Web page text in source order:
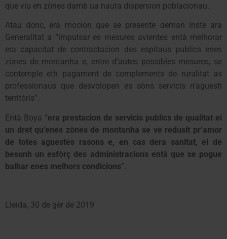
que viu en zònes damb ua nauta dispersion poblacionau.
Atau donc, era mocion que se presente deman inste ara
Generalitat a “impulsar es mesures avientes entà melhorar
era capacitat de contractacion des espitaus publics enes
zònes de montanha e, entre d’autes possibles mesures, se
contemple eth pagament de complements de ruralitat as
professionaus que desvolopen es sòns servicis n’aguesti
territòris”.
Entà Boya “era prestacion de servicis publics de qualitat ei
un dret qu’enes zònes de montanha se ve redusit pr’amor
de totes aguestes rasons e, en cas dera sanitat, ei de
besonh un esfòrç des administracions entà que se pogue
balhar enes melhors condicions”.
Lleida, 30 de gèr de 2019